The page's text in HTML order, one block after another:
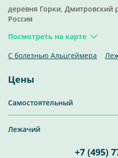
деревня Горки, Дмитровский
Россия
Посмотреть на карте
С болезнью Альцгеймера
Цены
Самостоятельный
Лежачий
+7 (495)